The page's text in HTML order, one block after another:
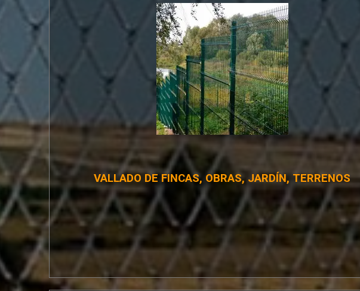
VALLADO DE FINCAS, OBRAS, JARDÍN, TERRENOS